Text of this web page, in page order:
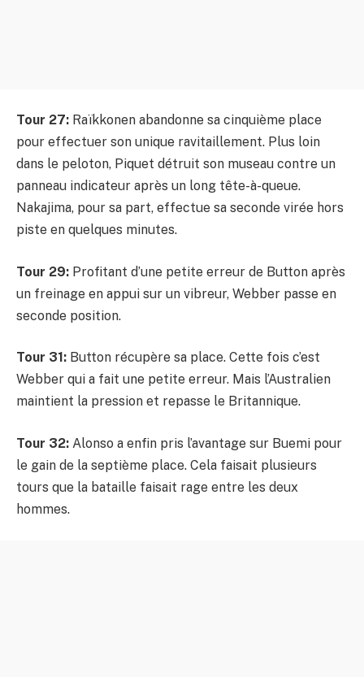
Tour 27: Raïkkonen abandonne sa cinquième place
pour effectuer son unique ravitaillement. Plus loin
dans le peloton, Piquet détruit son museau contre un
panneau indicateur après un long tête-à-queue.
Nakajima, pour sa part, effectue sa seconde virée hors
piste en quelques minutes.
Tour 29: Profitant d’une petite erreur de Button après
un freinage en appui sur un vibreur, Webber passe en
seconde position.
Tour 31: Button récupère sa place. Cette fois c’est
Webber qui a fait une petite erreur. Mais l’Australien
maintient la pression et repasse le Britannique.
Tour 32: Alonso a enfin pris l’avantage sur Buemi pour
le gain de la septième place. Cela faisait plusieurs
tours que la bataille faisait rage entre les deux
hommes.